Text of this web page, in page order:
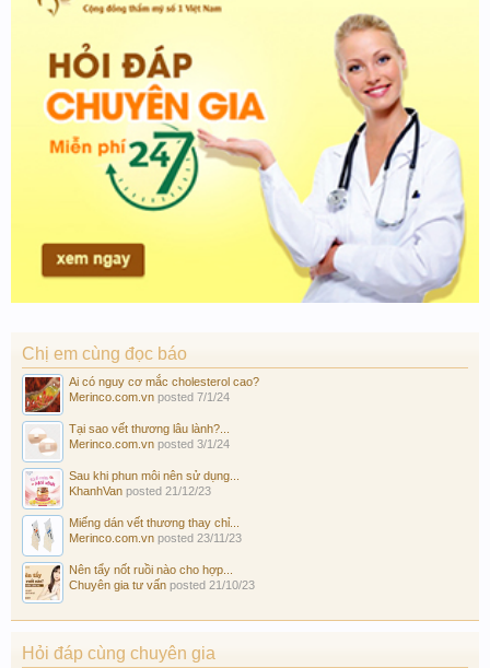
Chị em cùng đọc báo
Ai có nguy cơ mắc cholesterol cao?
Merinco.com.vn posted 7/1/24
Tại sao vết thương lâu lành?...
Merinco.com.vn posted 3/1/24
Sau khi phun môi nên sử dụng...
KhanhVan posted 21/12/23
Miếng dán vết thương thay chỉ...
Merinco.com.vn posted 23/11/23
Nên tẩy nốt ruồi nào cho hợp...
Chuyên gia tư vấn posted 21/10/23
Hỏi đáp cùng chuyên gia